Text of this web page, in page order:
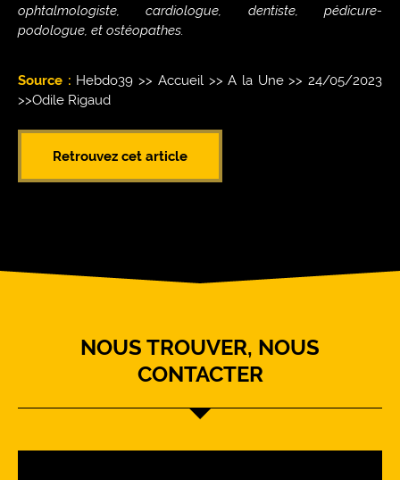
ophtalmologiste, cardiologue, dentiste, pédicure-
podologue, et ostéopathes.
Source : Hebdo39 >> Accueil >> A la Une >> 24/05/2023
>>Odile Rigaud
Retrouvez cet article
NOUS TROUVER, NOUS
CONTACTER